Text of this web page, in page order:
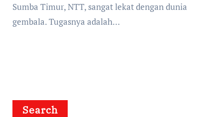
Sumba Timur, NTT, sangat lekat dengan dunia
gembala. Tugasnya adalah…
Search